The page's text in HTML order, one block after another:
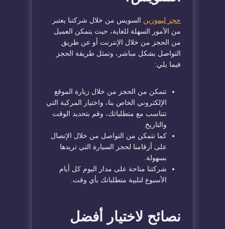
حجز ليموزين السويس من خلال شركتنا يعتبر
من الأمور السهلة للغاية، حيث يتمكن العميل
من الحجز من خلال الإنترنت أو عن طريق
التواصل بشكل مباشر، وتمثل طريقة الحجز
فيما يلي:
تتمكن من الحجز من خلال زيارة الموقع
الإلكتروني الخاص بنا، واختيار المركبة التي
تتناسب مع متطلباتك، وقم بتحديد الوقت
والتاريخ.
كما تتمكن من التواصل من خلال الإتصال
على أرقامنا لحجز السيارة التي تريدها
بسهولة.
شركتنا متاحة على مدار اليوم كل أيام
الأسبوع لتلبية متطلباتك بأي وقت.
نصائح لاختيار أفضل